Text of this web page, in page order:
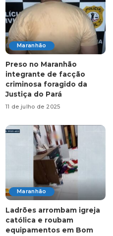
Maranhão
Preso no Maranhão
integrante de facção
criminosa foragido da
Justiça do Pará
11 de julho de 2025
Maranhão
Ladrões arrombam igreja
católica e roubam
equipamentos em Bom